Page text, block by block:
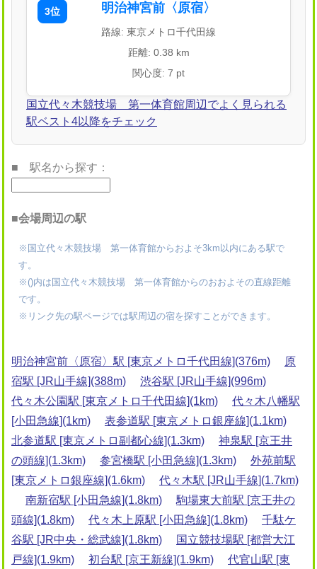
3位 明治神宮前〈原宿〉
路線: 東京メトロ千代田線
距離: 0.38 km
関心度: 7 pt
国立代々木競技場 第一体育館周辺でよく見られる
駅ベスト4以降をチェック
■ 駅名から探す：
■会場周辺の駅
※国立代々木競技場 第一体育館からおよそ3km以内にある駅で
す。
※()内は国立代々木競技場 第一体育館からのおおよその直線距離
です。
※リンク先の駅ページでは駅周辺の宿を探すことができます。
明治神宮前〈原宿〉駅 [東京メトロ千代田線](376m)
原
宿駅 [JR山手線](388m)
渋谷駅 [JR山手線](996m)
代々木公園駅 [東京メトロ千代田線](1km)
代々木八幡駅
[小田急線](1km)
表参道駅 [東京メトロ銀座線](1.1km)
北参道駅 [東京メトロ副都心線](1.3km)
神泉駅 [京王井
の頭線](1.3km)
参宮橋駅 [小田急線](1.3km)
外苑前駅
[東京メトロ銀座線](1.6km)
代々木駅 [JR山手線](1.7km)
南新宿駅 [小田急線](1.8km)
駒場東大前駅 [京王井の
頭線](1.8km)
代々木上原駅 [小田急線](1.8km)
千駄ケ
谷駅 [JR中央・総武線](1.8km)
国立競技場駅 [都営大江
戸線](1.9km)
初台駅 [京王新線](1.9km)
代官山駅 [東